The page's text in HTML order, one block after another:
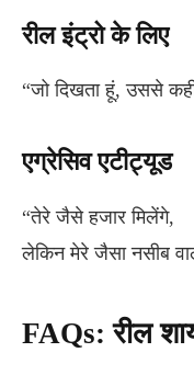
रील इंट्रो के लिए
“जो दिखता हूं, उससे
एग्रेसिव एटीट्यूड
“तेरे जैसे हजार मिलेंगे,
लेकिन मेरे जैसा नसीब
FAQs: रील